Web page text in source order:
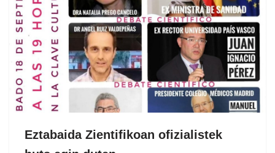
Eztabaida Zientifikoan ofizialistek